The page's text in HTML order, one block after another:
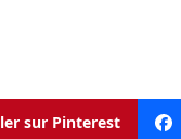
sur Pinterest